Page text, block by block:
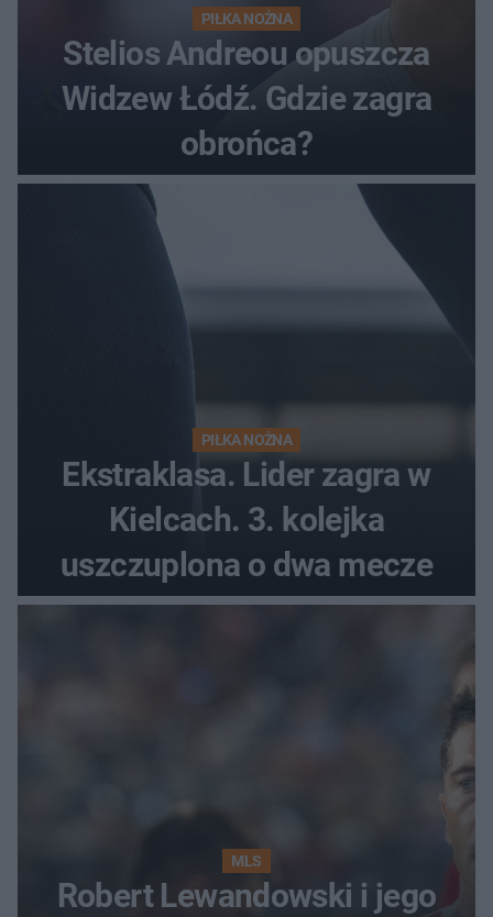
PIŁKA NOŻNA
Stelios Andreou opuszcza
Widzew Łódź. Gdzie zagra
obrońca?
PIŁKA NOŻNA
Ekstraklasa. Lider zagra w
Kielcach. 3. kolejka
uszczuplona o dwa mecze
MLS
Robert Lewandowski i jego